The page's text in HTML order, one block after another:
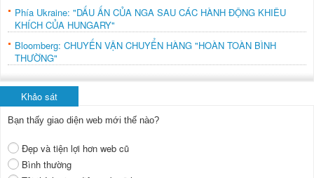
Phía Ukraine: "DẤU ẤN CỦA NGA SAU CÁC HÀNH ĐỘNG KHIÊU
KHÍCH CỦA HUNGARY"
Bloomberg: CHUYẾN VẬN CHUYỂN HÀNG "HOÀN TOÀN BÌNH
THƯỜNG"
Khảo sát
Bạn thấy giao diện web mới thế nào?
Đẹp và tiện lợi hơn web cũ
Bình thường